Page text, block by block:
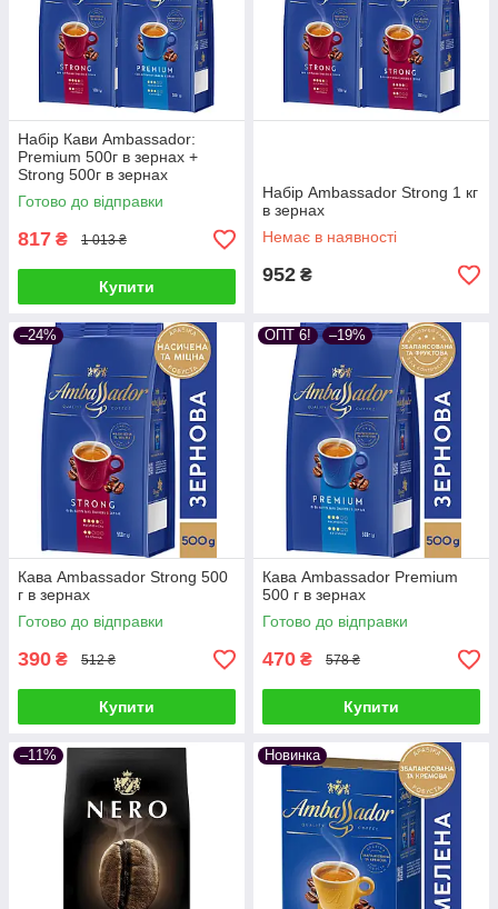
Набір Кави Ambassador:
Premium 500г в зернах +
Strong 500г в зернах
Готово до відправки
817 ₴ 1 013 ₴
Купити
Набір Ambassador Strong 1 кг
в зернах
Немає в наявності
952 ₴
–24%
Кава Ambassador Strong 500
г в зернах
Готово до відправки
390 ₴ 512 ₴
Купити
ОПТ 6! –19%
Кава Ambassador Premium
500 г в зернах
Готово до відправки
470 ₴ 578 ₴
Купити
–11% Новинка